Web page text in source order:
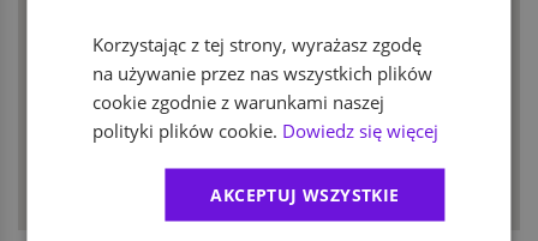
Korzystając z tej strony, wyrażasz zgodę
na używanie przez nas wszystkich plików
cookie zgodnie z warunkami naszej
polityki plików cookie. Dowiedz się więcej
AKCEPTUJ WSZYSTKIE